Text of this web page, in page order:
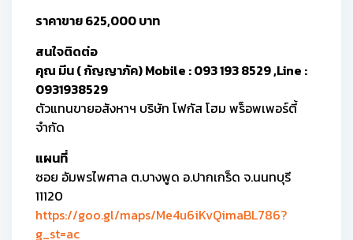
ราคาขาย 625,000 บาท
สนใจติดต่อ
คุณ มีน ( กัญญาภัค) Mobile : 093 193 8529 ,Line :
0931938529
ตัวแทนขายอสังหาฯ บริษัท โฟกัส โฮม พร็อพเพอร์ตี้
จำกัด
แผนที่
ซอย อัมพรไพศาล ต.บางพูด อ.ปากเกร็ด จ.นนทบุรี
11120
https://goo.gl/maps/Me4u6iKvQimaBL786?
g_st=ac